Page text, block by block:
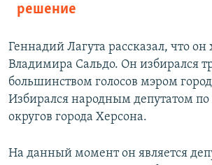
решение
Геннадий Лагута рассказал, что
Владимира Сальдо. Он избирался
большинством голосов мэром
Избирался народным депутатом по
округов города Херсона.
На данный момент он является